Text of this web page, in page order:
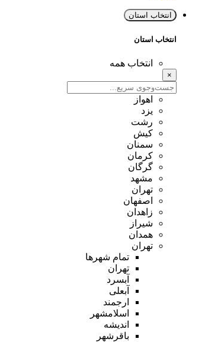
انتخاب استان
انتخاب استان
انتخاب همه
×
اهواز
یزد
رشت
کیش
سمنان
کرمان
گرگان
مشهد
تهران
اصفهان
زاهدان
شیراز
همدان
تهران
تمام شهر‌ها
تهران
آبسرد
آبعلی
ارجمند
اسلامشهر
اندیشه
باقرشهر